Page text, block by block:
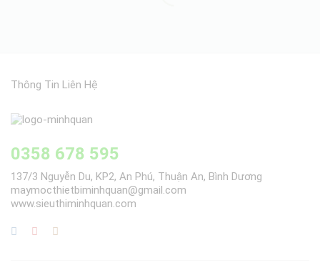
Thông Tin Liên Hệ
0358 678 595
137/3 Nguyễn Du, KP2, An Phú, Thuận An, Bình Dương
maymocthietbiminhquan@gmail.com
www.sieuthiminhquan.com